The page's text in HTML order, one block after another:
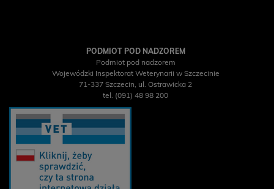
PODMIOT POD NADZOREM
Podmiot pod nadzorem
Wojewódzki Inspektorat Weterynarii w Szczecinie
71-337 Szczecin, ul. Ostrawicka 2
tel. (091) 48 98 200